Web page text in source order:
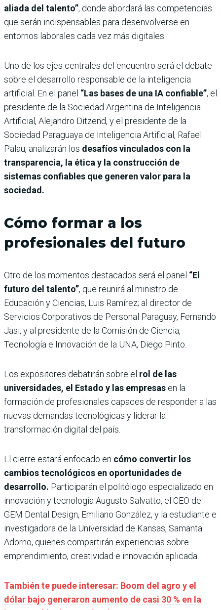
aliada del talento”, donde abordará las competencias
que serán indispensables para desenvolverse en
entornos laborales cada vez más digitales.
Uno de los ejes centrales del encuentro será el debate
sobre el desarrollo responsable de la inteligencia
artificial. En el panel “Las bases de una IA confiable”, el
presidente de la Sociedad Argentina de Inteligencia
Artificial, Alejandro Ditzend, y el presidente de la
Sociedad Paraguaya de Inteligencia Artificial, Rafael
Palau, analizarán los desafíos vinculados con la
transparencia, la ética y la construcción de
sistemas confiables que generen valor para la
sociedad.
Cómo formar a los
profesionales del futuro
Otro de los momentos destacados será el panel “El
futuro del talento”, que reunirá al ministro de
Educación y Ciencias, Luis Ramírez; al director de
Servicios Corporativos de Personal Paraguay, Fernando
Jasi, y al presidente de la Comisión de Ciencia,
Tecnología e Innovación de la UNA, Diego Pinto.
Los expositores debatirán sobre el rol de las
universidades, el Estado y las empresas en la
formación de profesionales capaces de responder a las
nuevas demandas tecnológicas y liderar la
transformación digital del país.
El cierre estará enfocado en cómo convertir los
cambios tecnológicos en oportunidades de
desarrollo. Participarán el politólogo especializado en
innovación y tecnología Augusto Salvatto, el CEO de
GEM Dental Design, Emiliano González, y la estudiante e
investigadora de la Universidad de Kansas, Samanta
Adorno, quienes compartirán experiencias sobre
emprendimiento, creatividad e innovación aplicada.
También te puede interesar: Boom del agro y el
dólar bajo generaron aumento de casi 30 % en la